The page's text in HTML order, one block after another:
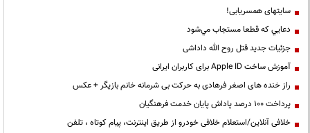
سایتهای همسریابی!
دعايي كه قطعا مستجاب مي‌شود
جزئیات جدید قتل روح الله داداشی
آموزش ساخت Apple ID برای کاربران ایرانی
راز خنده های اصغر فرهادی به حرکت بی شرمانه خانم بازیگر + عکس
پرداخت ۱۰۰ درصد پاداش پایان خدمت فرهنگیان
خلافی آنلاین/استعلام خلافی خودرو از طریق اینترنت، پیام کوتاه ، تلفن